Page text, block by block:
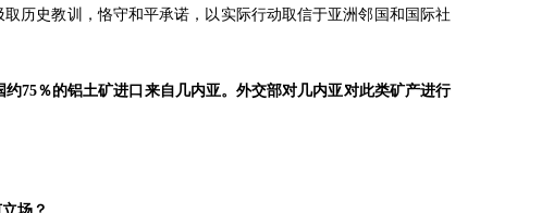
历史教训，恪守和平承诺，以实际行动取信于亚洲邻国和国际社
75％的铝土矿进口来自几内亚。外交部对几内亚对此类矿产进行